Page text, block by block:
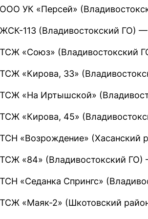
ООО УК «Персей»
ЖСК-113 (Владивостокский ГО) —
ТСЖ «Союз» (Владивостокский
ТСЖ «Кирова, 33»
ТСЖ «На Иртышской»
ТСЖ «Кирова, 45»
ТСН «Возрождение» (Хасанский
ТСЖ «84» (Владивостокский ГО)
ТСН «Седанка Спрингс»
ТСЖ «Маяк-2» (Шкотовский